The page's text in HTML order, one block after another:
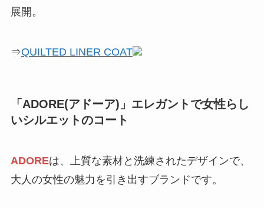
展開。
⇒QUILTED LINER COAT
「 ADORE(アドーア) 」エレガントで女性らし
いシルエットのコート
ADOREは、上質な素材と洗練されたデザインで、
大人の女性の魅力を引き出すブランドです。